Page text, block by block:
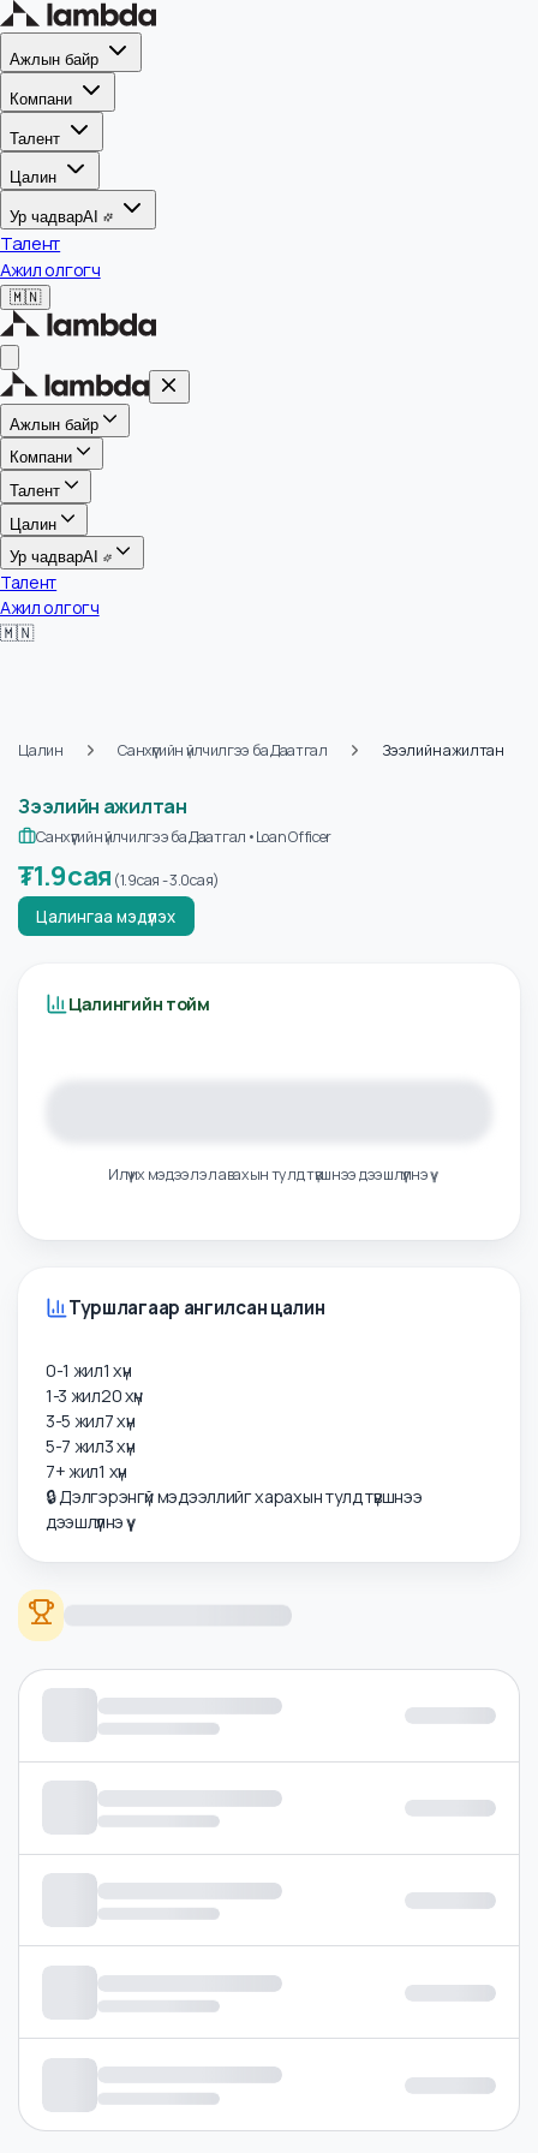
Ажлын байр
Компани
Талент
Цалин
Ур чадварAI
Талент
Ажил олгогч
🇲🇳
Ажлын байр
Компани
Талент
Цалин
Ур чадвар
Талент
Ажил олгогч
Зээлийн ажилтан
Санхүүгийн үйлчилгээ ба Даатгал
₮ 1.9сая(1.9сая- 3.0сая
Илүү их мэдээлэл авахын тулд түвшнээ дээшлүүлнэ үү
Туршлагаар ангилсан цалин
0-1 жил1хүн
1-3 жил 20
3-5 жил7хүн
5-7 жил3хүн
дээшлүүлнэ үү